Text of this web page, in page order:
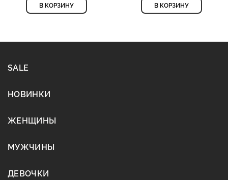
В КОРЗИНУ В КОРЗИНУ
SALE
НОВИНКИ
ЖЕНЩИНЫ
МУЖЧИНЫ
ДЕВОЧКИ